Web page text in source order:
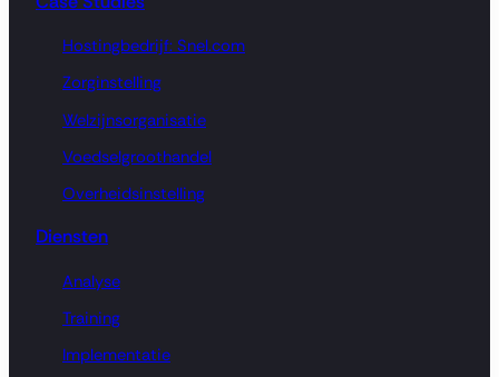
Hostingbedrijf: Snel.com
Zorginstelling
Welzijnsorganisatie
Voedselgroothandel
Overheidsinstelling
Diensten
Analyse
Training
Implementatie